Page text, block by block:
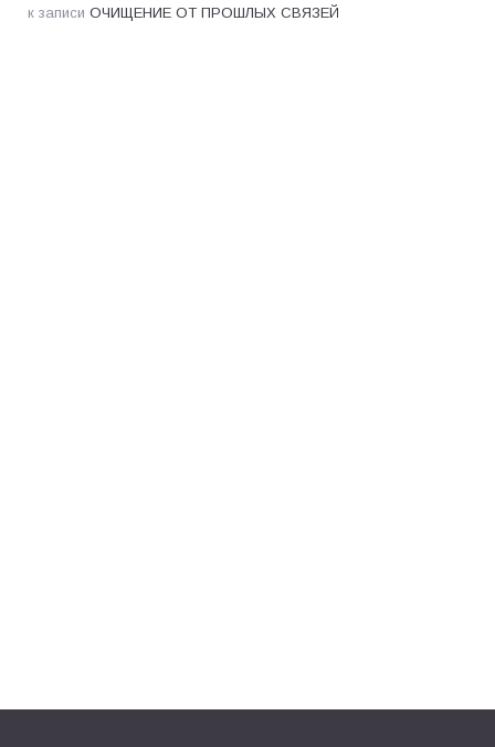
к записи ОЧИЩЕНИЕ ОТ ПРОШЛЫХ СВЯЗЕЙ